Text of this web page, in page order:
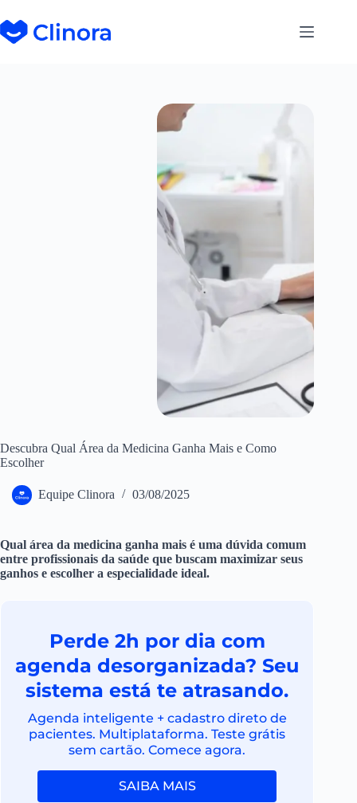
Descubra Qual Área da Medicina Ganha Mais e Como
Escolher
Equipe Clinora 03/08/2025
Qual área da medicina ganha mais é uma dúvida comum
entre profissionais da saúde que buscam maximizar seus
ganhos e escolher a especialidade ideal.
Perde 2h por dia com
agenda desorganizada? Seu
sistema está te atrasando.
Agenda inteligente + cadastro direto de
pacientes. Multiplataforma. Teste grátis
sem cartão. Comece agora.
SAIBA MAIS